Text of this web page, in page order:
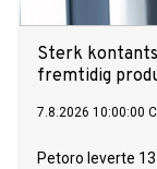
Sterk
fremtidig
7.8.2026 10:00:00
Petoro leverte